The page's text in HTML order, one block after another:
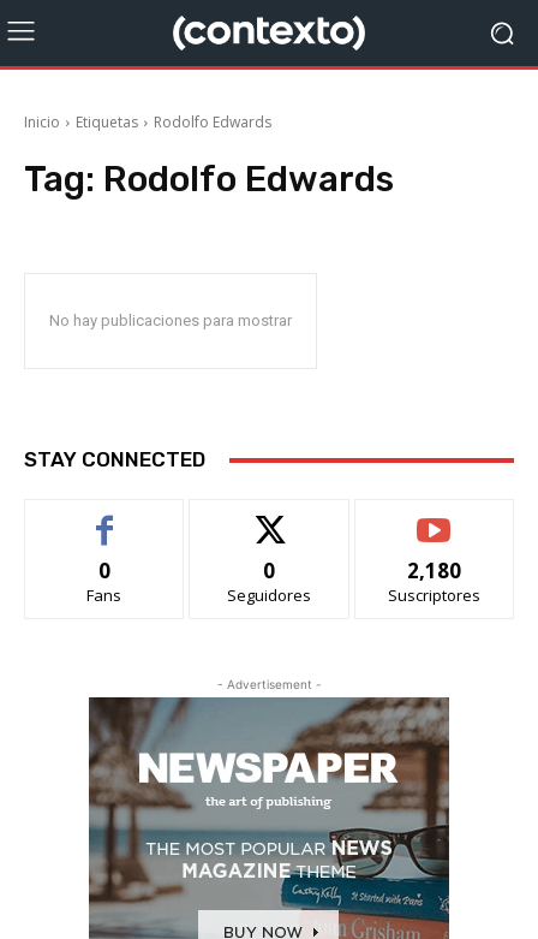
Inicio Etiquetas Rodolfo Edwards
Tag: Rodolfo Edwards
No hay publicaciones para mostrar
STAY CONNECTED
0
Fans
0
Seguidores
2,180
Suscriptores
- Advertisement -